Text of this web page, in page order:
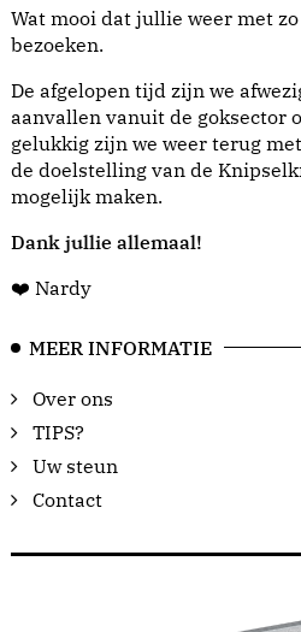
Wat mooi dat jullie weer met
bezoeken.
De afgelopen tijd zijn we
aanvallen vanuit de goksector
gelukkig zijn we weer terug
de doelstelling van de
mogelijk maken.
Dank jullie allemaal!
❤️ Nardy
MEER INFORMATIE
Over ons
TIPS?
Uw steun
Contact